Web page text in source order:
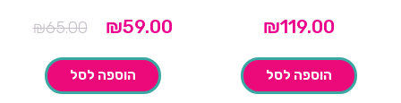
₪119.00
הוספה לסל
₪65.00
המחיר
היה:
₪59.00המחיר
הוספה לסל